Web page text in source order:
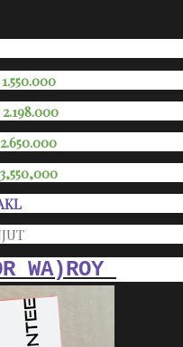
didiagnosa.
WA)ROY